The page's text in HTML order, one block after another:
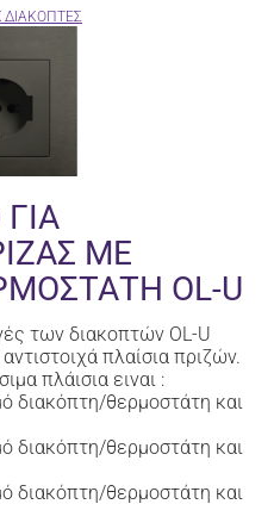
ΔΙΑΚΟΠΤΕΣ
ΜΕ
OL-U
των διακοπτών OL-U
πλαίσια πριζών.
πλάισια ειναι :
διακόπτη/θερμοστάτη και
διακόπτη/θερμοστάτη και
διακόπτη/θερμοστάτη και